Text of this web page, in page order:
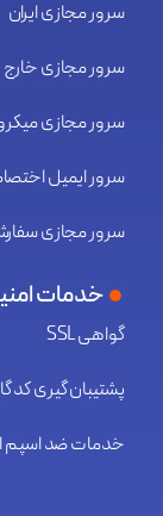
سرور مجازی ایران
سرور مجازی خارج
سرور مجازی
سرور ایمیل
سرور مجازی
خدمات
گواهی SSL
پشتیبان گیری کد
خدمات ضد اسپم